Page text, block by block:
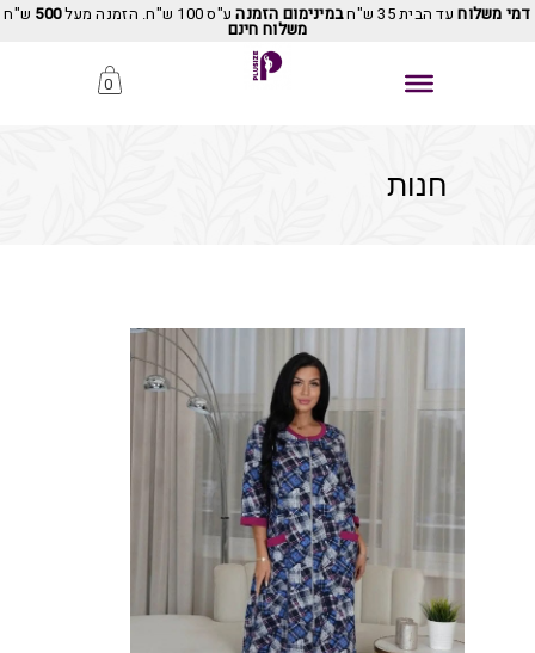
דמי משלוחעד הבית 35 ש"ח במינימום הזמנהע"ס 100 ש"ח. הזמנה מעל 500 ש"ח
משלוח חינם
0
חנות